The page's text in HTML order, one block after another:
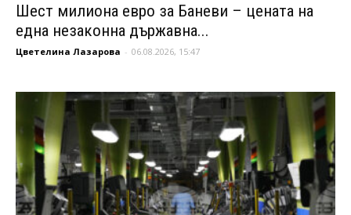
Шест милиона евро за Баневи – цената на
една незаконна държавна...
Цветелина Лазарова - 06.08.2026, 15:47